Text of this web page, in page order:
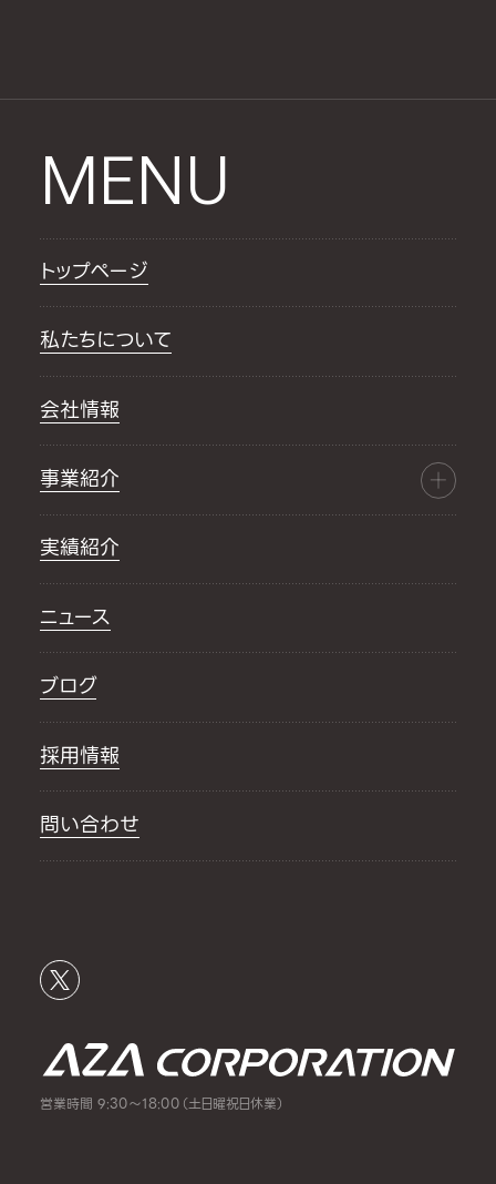
MENU
トップページ
私たちについて
会社情報
事業紹介
実績紹介
ニュース
ブログ
採用情報
問い合わせ
営業時間 9:30～18:00（土日曜祝日休業）